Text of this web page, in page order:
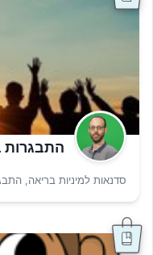
התבגרות
סדנאות למיניות בריאה,